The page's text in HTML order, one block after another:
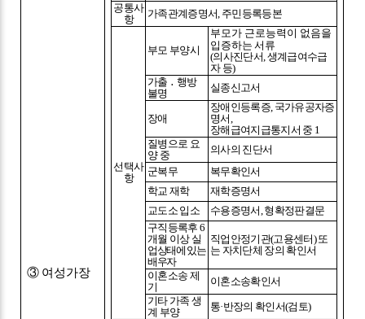
③ 여성가장
공통사
항
가족관계증명서 주민등록등본
선택사
항
부모 부양시
부모가 근로능력이 없음을
입증하는 서류
(의사진단서 생계급여수급
자 등)
가출 ․ 행방
불명
실종신고서
장애
장애인등록증 국가유공자증
명서
장해급여지급통지서 중 1
질병으로 요
양 중
의사의 진단서
군복무
복무확인서
학교 재학
재학증명서
교도소 입소
수용증명서 형확정판결문
구직등록후6
개월 이상 실
업상태에 있는
배우자
직업안정기관(고용센터)또
는 자치단체 장의 확인서
이혼소송 제
기
이혼소송확인서
기타 가족 생
계 부양
통·반장의 확인서(검토)